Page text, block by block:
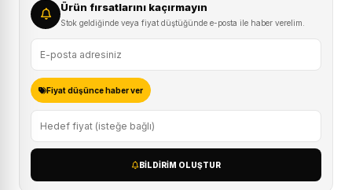
Ürün fırsatlarını kaçırmayın
Stok geldiğinde veya fiyat düştüğünde e-posta ile haber verelim.
Fiyat düşünce haber ver
BILDIRIM OLUŞTUR